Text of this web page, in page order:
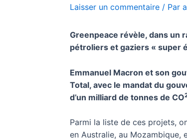
Laisser un commentaire / Par
Greenpeace révèle, dans un
pétroliers et gaziers « super
Emmanuel Macron et son
Total, avec le mandat du
d’un milliard de tonnes de CO
Parmi la liste de ces projets,
en Australie, au Mozambique,